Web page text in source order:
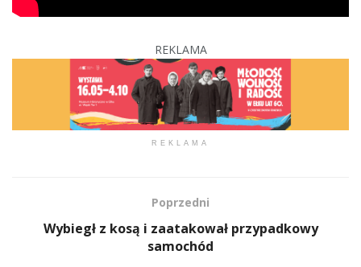
REKLAMA
REKLAMA
Poprzedni
Wybiegł z kosą i zaatakował przypadkowy
samochód